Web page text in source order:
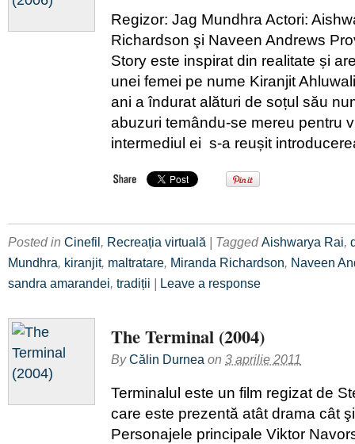
Regizor: Jag Mundhra Actori:
Richardson şi Naveen Andrews
Story este inspirat din realitate și
unei femei pe nume Kiranjit
ani a îndurat alături de soțul său
abuzuri temându-se mereu pentru
intermediul ei s-a reușit
Posted in Cinefil, Recreația virtuală | TaggedAishwarya Rai,
Mundhra, kiranjit, maltratare, Miranda Richardson, Naveen
sandra amarandei, tradiții | Leave a response
The Terminal (2004)
ByCălin Durnea on 3 aprilie 2011
Terminalul este un film regizat de
care este prezentă atât drama cât
Personajele principale Viktor